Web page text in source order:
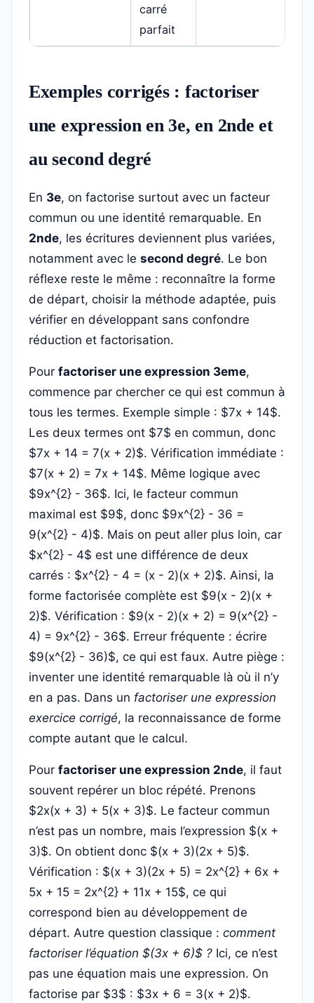
carré
parfait
Exemples corrigés : factoriser
une expression en 3e, en 2nde et
au second degré
En 3e, on factorise surtout avec un facteur
commun ou une identité remarquable. En
2nde, les écritures deviennent plus variées,
notamment avec le second degré. Le bon
réflexe reste le même : reconnaître la forme
de départ, choisir la méthode adaptée, puis
vérifier en développant sans confondre
réduction et factorisation.
Pour factoriser une expression 3eme,
commence par chercher ce qui est commun à
tous les termes. Exemple simple : $7x + 14$.
Les deux termes ont $7$ en commun, donc
$7x + 14 = 7(x + 2)$. Vérification immédiate :
$7(x + 2) = 7x + 14$. Même logique avec
$9x^{2} - 36$. Ici, le facteur commun
maximal est $9$, donc $9x^{2} - 36 =
9(x^{2} - 4)$. Mais on peut aller plus loin, car
$x^{2} - 4$ est une différence de deux
carrés : $x^{2} - 4 = (x - 2)(x + 2)$. Ainsi, la
forme factorisée complète est $9(x - 2)(x +
2)$. Vérification : $9(x - 2)(x + 2) = 9(x^{2} -
4) = 9x^{2} - 36$. Erreur fréquente : écrire
$9(x^{2} - 36)$, ce qui est faux. Autre piège :
inventer une identité remarquable là où il n’y
en a pas. Dans un factoriser une expression
exercice corrigé, la reconnaissance de forme
compte autant que le calcul.
Pour factoriser une expression 2nde, il faut
souvent repérer un bloc répété. Prenons
$2x(x + 3) + 5(x + 3)$. Le facteur commun
n’est pas un nombre, mais l’expression $(x +
3)$. On obtient donc $(x + 3)(2x + 5)$.
Vérification : $(x + 3)(2x + 5) = 2x^{2} + 6x +
5x + 15 = 2x^{2} + 11x + 15$, ce qui
correspond bien au développement de
départ. Autre question classique : comment
factoriser l’équation $(3x + 6)$ ? Ici, ce n’est
pas une équation mais une expression. On
factorise par $3$ : $3x + 6 = 3(x + 2)$.